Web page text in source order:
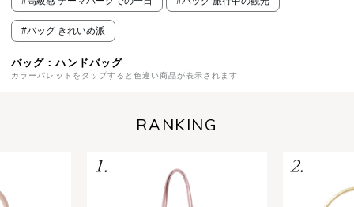
#バッグ きれいめ派
バッグ：ハンドバッグ
カラーパレットをタップすると色違い商品が表示されます
RANKING